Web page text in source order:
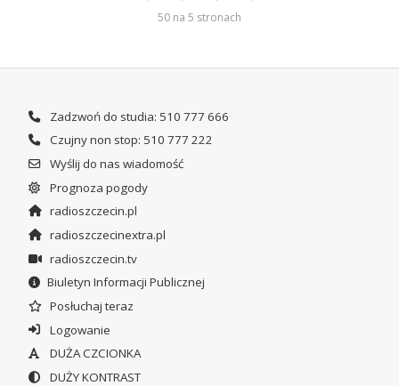
50 na 5 stronach
Zadzwoń do studia: 510 777 666
Czujny non stop: 510 777 222
Wyślij do nas wiadomość
Prognoza pogody
radioszczecin.pl
radioszczecinextra.pl
radioszczecin.tv
Biuletyn Informacji Publicznej
Posłuchaj teraz
Logowanie
DUŻA CZCIONKA
DUŻY KONTRAST